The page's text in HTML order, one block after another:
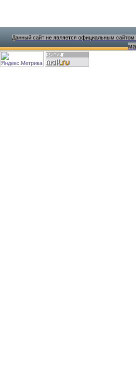
Данный сайт не является официальным